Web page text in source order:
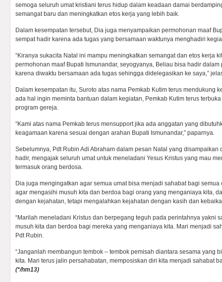
semoga seluruh umat kristiani terus hidup dalam keadaan damai
semangat baru dan meningkatkan etos kerja yang lebih baik.
Dalam kesempatan tersebut, Dia juga menyampaikan permohonan maaf
sempat hadir karena ada tugas yang bersamaan waktunya menghadiri
“Kiranya sukacita Natal ini mampu meningkatkan semangat dan etos kerja
permohonan maaf Bupati Ismunandar, seyogyanya, Beliau bisa hadir
karena diwaktu bersamaan ada tugas sehingga didelegasikan ke saya,”
Dalam kesempatan itu, Suroto atas nama Pemkab Kutim terus mendukung
ada hal ingin meminta bantuan dalam kegiatan, Pemkab Kutim terus
program gereja.
“Kami atas nama Pemkab terus mensupport jika ada anggatan yang
keagamaan karena sesuai dengan arahan Bupati Ismunandar,” paparnya.
Sebelumnya, Pdt Rubin Adi Abraham dalam pesan Natal yang
hadir, mengajak seluruh umat untuk meneladani Yesus Kristus yang mau
termasuk orang berdosa.
Dia juga mengingatkan agar semua umat bisa menjadi sahabat bagi
agar mengasihi musuh kita dan berdoa bagi orang yang menganiaya kita,
dengan kejahatan, tetapi mengalahkan kejahatan dengan kasih dan
“Marilah meneladani Kristus dan berpegang teguh pada perintahnya yakni
musuh kita dan berdoa bagi mereka yang menganiaya kita. Mari menjadi
Pdt Rubin.
“Janganlah membangun tembok – tembok pemisah diantara sesama yang
kita. Mari terus jalin persahabatan, memposiskan diri kita menjadi sahabat
(*/hm13)